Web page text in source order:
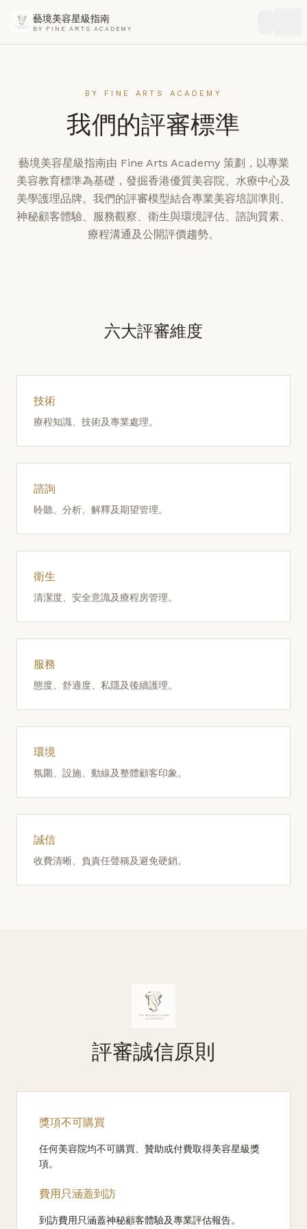
藝境美容星級指南
BY FINE ARTS ACADEMY
BY FINE ARTS ACADEMY
我們的評審標準
藝境美容星級指南由 Fine Arts Academy 策劃，以專業
美容教育標準為基礎，發掘香港優質美容院、水療中心及
美學護理品牌。我們的評審模型結合專業美容培訓準則、
神秘顧客體驗、服務觀察、衛生與環境評估、諮詢質素、
療程溝通及公開評價趨勢。
六大評審維度
技術
療程知識、技術及專業處理。
諮詢
聆聽、分析、解釋及期望管理。
衛生
清潔度、安全意識及療程房管理。
服務
態度、舒適度、私隱及後續護理。
環境
氛圍、設施、動線及整體顧客印象。
誠信
收費清晰、負責任聲稱及避免硬銷。
評審誠信原則
獎項不可購買
任何美容院均不可購買、贊助或付費取得美容星級獎
項。
費用只涵蓋到訪
到訪費用只涵蓋神秘顧客體驗及專業評估報告。